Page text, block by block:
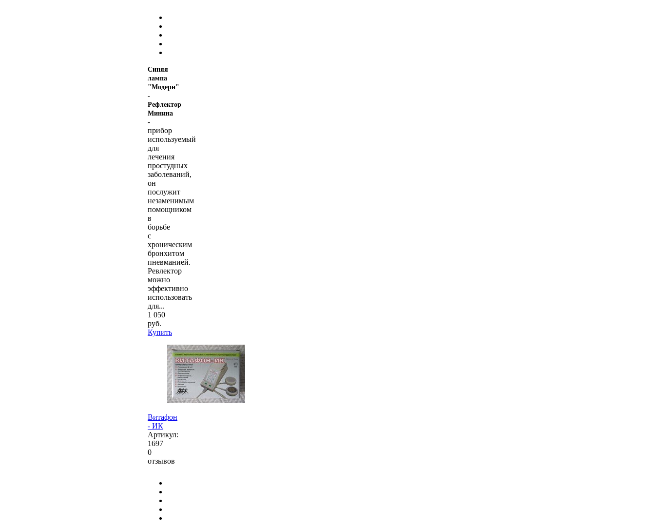
Синяя
лампа
"Модерн"
-
Рефлектор
Минина
-
прибор
используемый
для
лечения
простудных
заболеваний,
он
послужит
незаменимым
помощником
в
борьбе
с
хроническим
бронхитом
пневманией.
Ревлектор
можно
эффективно
использовать
для...
1 050
руб.
Купить
Витафон
- ИК
Артикул:
1697
0
отзывов